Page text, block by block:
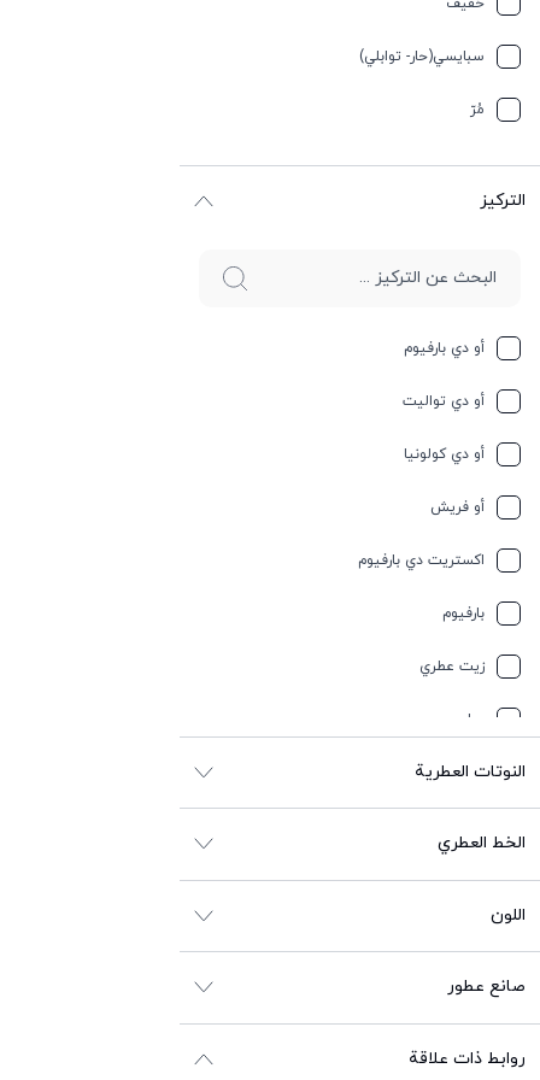
جلد
جوز الهند
حامِض
زهري
زهري أصفر
سبايسي
سوسن
سبایسي(حار- توابلي)
مُرّ
التركيز
أو دي بارفيوم
أو دي تواليت
أو دي كولونيا
أو فريش
اكستريت دي بارفيوم
بارفيوم
زيت عطري
عطر
النوتات العطرية
الخط العطري
اللون
صانع عطور
روابط ذات علاقة